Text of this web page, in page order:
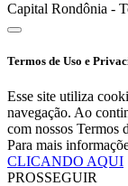
Capital Rondônia -
Termos de Uso e
Esse site utiliza
navegação. Ao
com nossos Termos
Para mais
CLICANDO AQUI
PROSSEGUIR